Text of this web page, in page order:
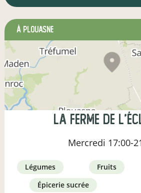
à Plouasne
la ferme de
Mercredi 17:00-
légumes fruits
épicerie sucrée